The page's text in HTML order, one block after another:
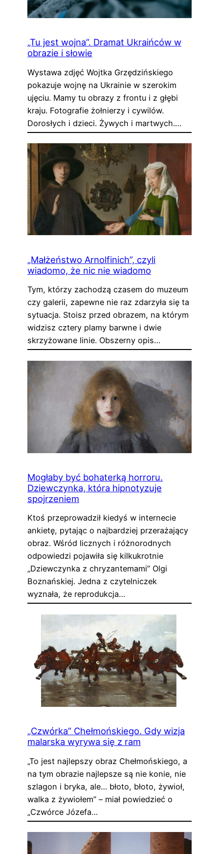
„Tu jest wojna”. Dramat Ukraińców w
obrazie i słowie
Wystawa zdjęć Wojtka Grzędzińskiego
pokazuje wojnę na Ukrainie w szerokim
ujęciu. Mamy tu obrazy z frontu i z głębi
kraju. Fotografie żołnierzy i cywilów.
Dorosłych i dzieci. Żywych i martwych.…
„Małżeństwo Arnolfinich”, czyli
wiadomo, że nic nie wiadomo
Tym, którzy zachodzą czasem do muzeum
czy galerii, zapewne nie raz zdarzyła się ta
sytuacja. Stoisz przed obrazem, na którym
widzisz cztery plamy barwne i dwie
skrzyżowane linie. Obszerny opis…
Mogłaby być bohaterką horroru.
Dziewczynka, która hipnotyzuje
spojrzeniem
Ktoś przeprowadził kiedyś w internecie
ankietę, pytając o najbardziej przerażający
obraz. Wśród licznych i różnorodnych
odpowiedzi pojawiła się kilkukrotnie
„Dziewczynka z chryzantemami” Olgi
Boznańskiej. Jedna z czytelniczek
wyznała, że reprodukcja…
„Czwórka” Chełmońskiego. Gdy wizja
malarska wyrywa się z ram
„To jest najlepszy obraz Chełmońskiego, a
na tym obrazie najlepsze są nie konie, nie
szlagon i bryka, ale… błoto, błoto, żywioł,
walka z żywiołem” – miał powiedzieć o
„Czwórce Józefa…